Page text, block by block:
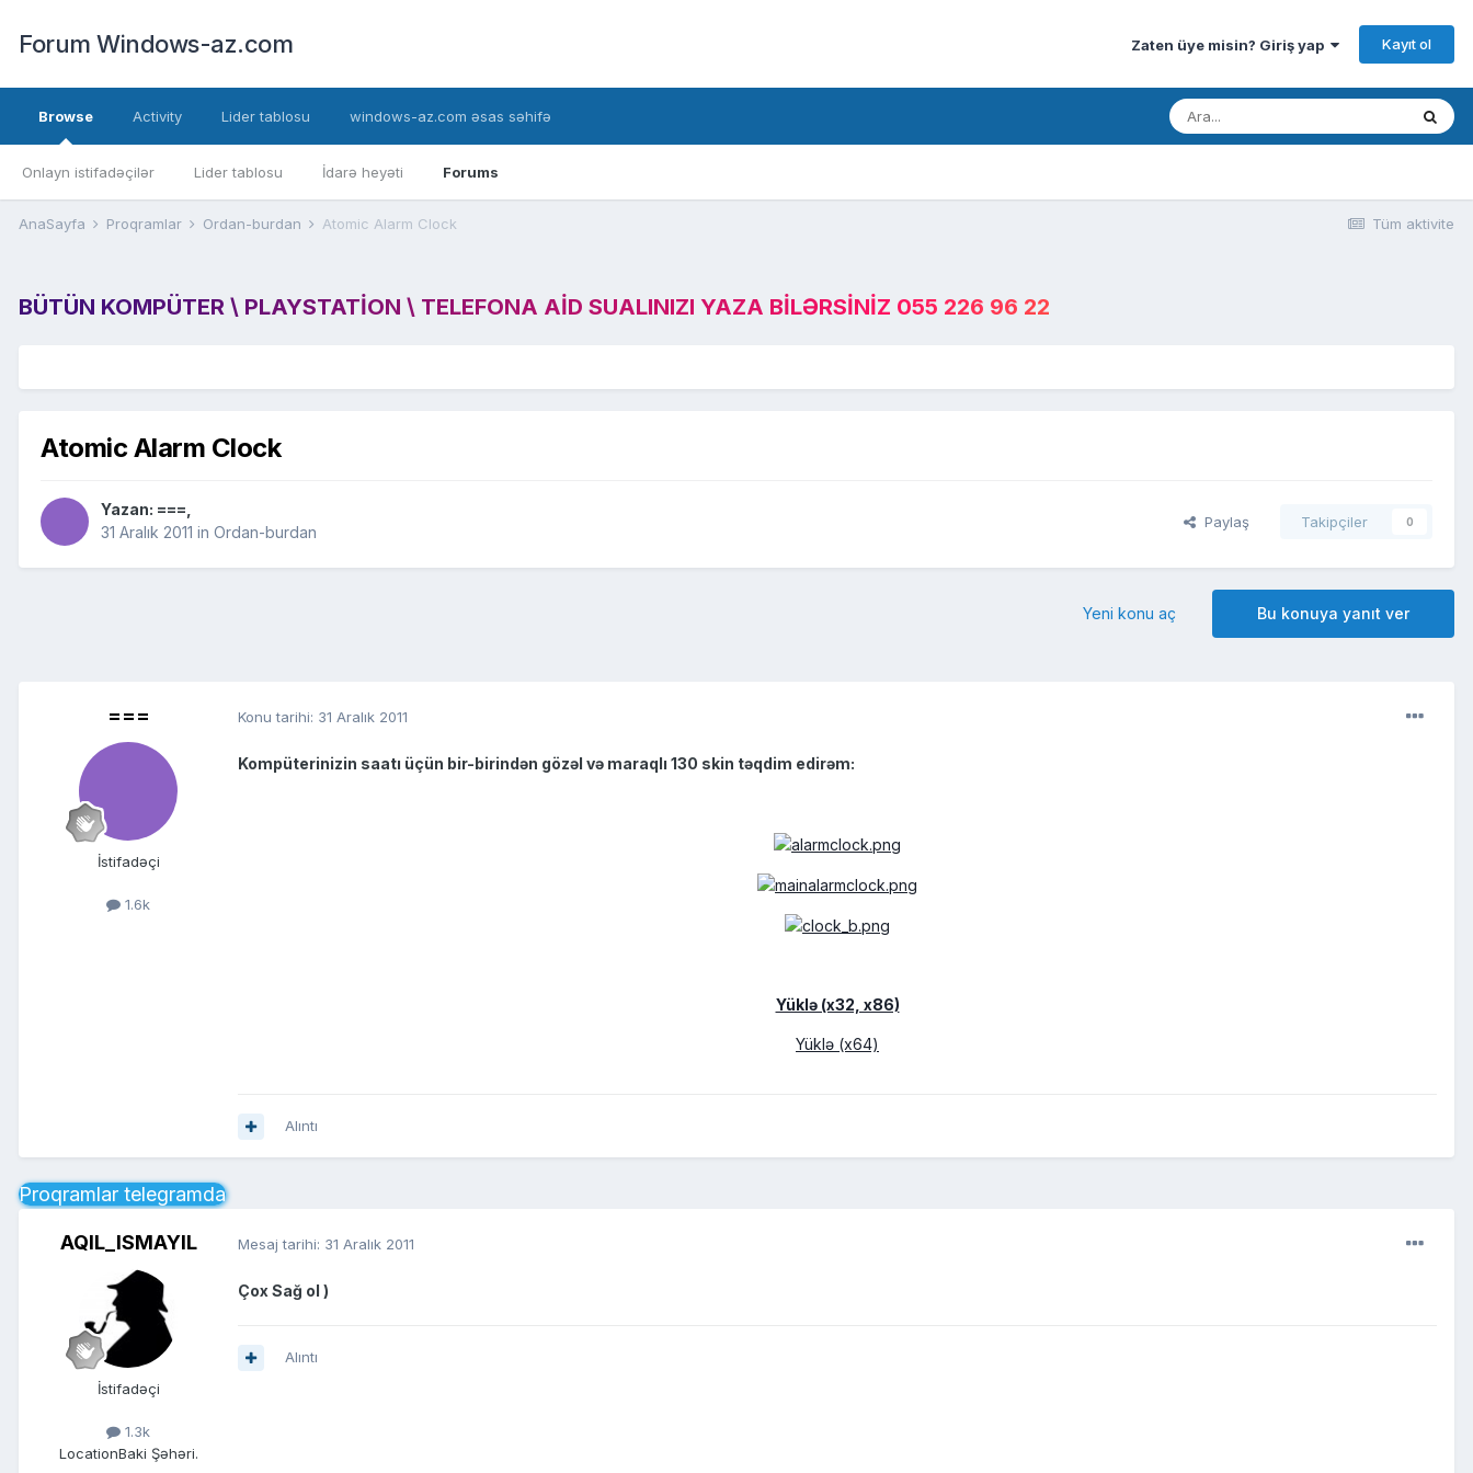
Forum Windows-az.com Zaten üye misin? Giriş yap Kayıt ol
Browse
Onlayn istifadəçilər Lider tablosu İdarə heyəti Forums
Activity Lider tablosu windows-az.com əsas səhifə
Tüm aktivite
AnaSayfa Proqramlar Ordan-burdan Atomic Alarm Clock
BÜTÜN KOMPÜTER \ PLAYSTATION \ TELEFONA AID SUALINIZI YAZA BILƏRSINIZ 055 226 96 22
Atomic Alarm Clock
Yazan: ===
31 Aralık 2011 in Ordan-burdan
Paylaş Takipçiler 0
Bu konuya yanıt ver
Yeni konu aç
===
İstifadəçi
1.6k
Konu tarihi: 31 Aralık 2011
Kompüterinizin saatı üçün bir-birindən gözəl və maraqlı 130 skin təqdim edirəm:
Yüklə (x32, x86)
Yüklə (x64)
Alıntı
Proqramlar telegramda
AQIL_ISMAYIL
İstifadəçi
1.3k
LocationBaki Şəhəri.
Mesaj tarihi: 31 Aralık 2011
Çox Sağ ol )
Alıntı